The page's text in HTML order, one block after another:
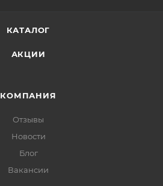
КАТАЛОГ
АКЦИИ
КОМПАНИЯ
Отзывы
Новости
Блог
Вакансии